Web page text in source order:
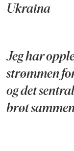
Ukraina
Jeg har
strømmen
og det
brøt